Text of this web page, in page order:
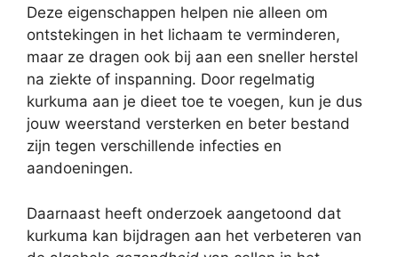
Deze eigenschappen helpen nie alleen om
ontstekingen in het lichaam te verminderen,
maar ze dragen ook bij aan een sneller herstel
na ziekte of inspanning. Door regelmatig
kurkuma aan je dieet toe te voegen, kun je dus
jouw weerstand versterken en beter bestand
zijn tegen verschillende infecties en
aandoeningen.
Daarnaast heeft onderzoek aangetoond dat
kurkuma kan bijdragen aan het verbeteren van